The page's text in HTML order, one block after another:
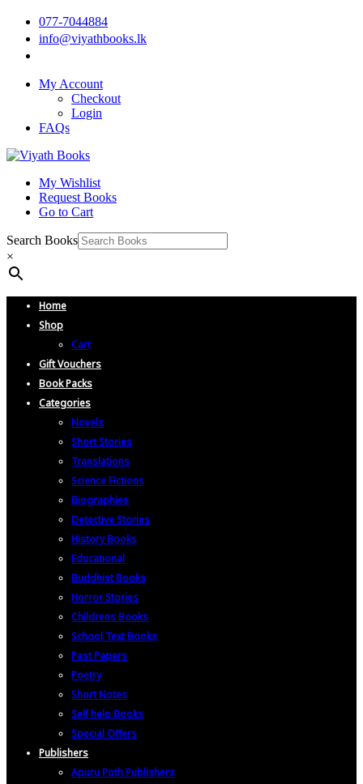
077-7044884
info@viyathbooks.lk
My Account
Checkout
Login
FAQs
My Wishlist
Request Books
Go to Cart
Search Books
×
Home
Shop
Cart
Gift Vouchers
Book Packs
Categories
Novels
Short Stories
Translations
Science Fictions
Biographies
Detective Stories
History Books
Educational
Buddhist Books
Horror Stories
Childrens Books
School Text Books
Past Papers
Poetry
Short Notes
Self help Books
Special Offers
Publishers
Apuru Poth Publishers